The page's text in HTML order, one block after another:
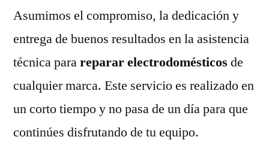
Asumimos el compromiso, la dedicación y
entrega de buenos resultados en la asistencia
técnica parareparar electrodomésticos de
cualquier marca. Este servicio es realizado en
un corto tiempo y no pasa de un día para que
continúes disfrutando de tu equipo.